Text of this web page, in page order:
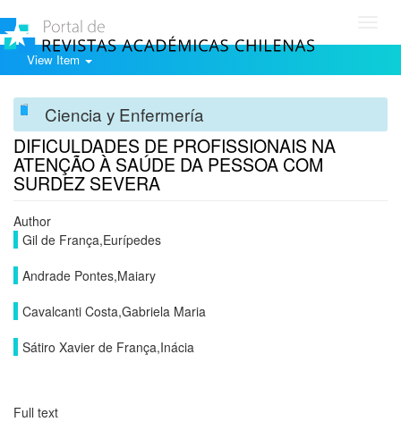
View Item
Ciencia y Enfermería
DIFICULDADES DE PROFISSIONAIS NA
ATENÇÃO À SAÚDE DA PESSOA COM
SURDEZ SEVERA
Author
Gil de França,Eurípedes
Andrade Pontes,Maiary
Cavalcanti Costa,Gabriela Maria
Sátiro Xavier de França,Inácia
Full text